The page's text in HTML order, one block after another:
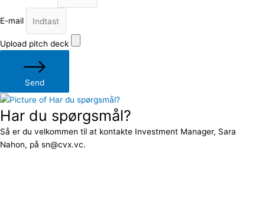
E-mail
Upload pitch deck
Send
Har du spørgsmål?
Så er du velkommen til at kontakte Investment Manager, Sara
Nahon, på sn@cvx.vc.